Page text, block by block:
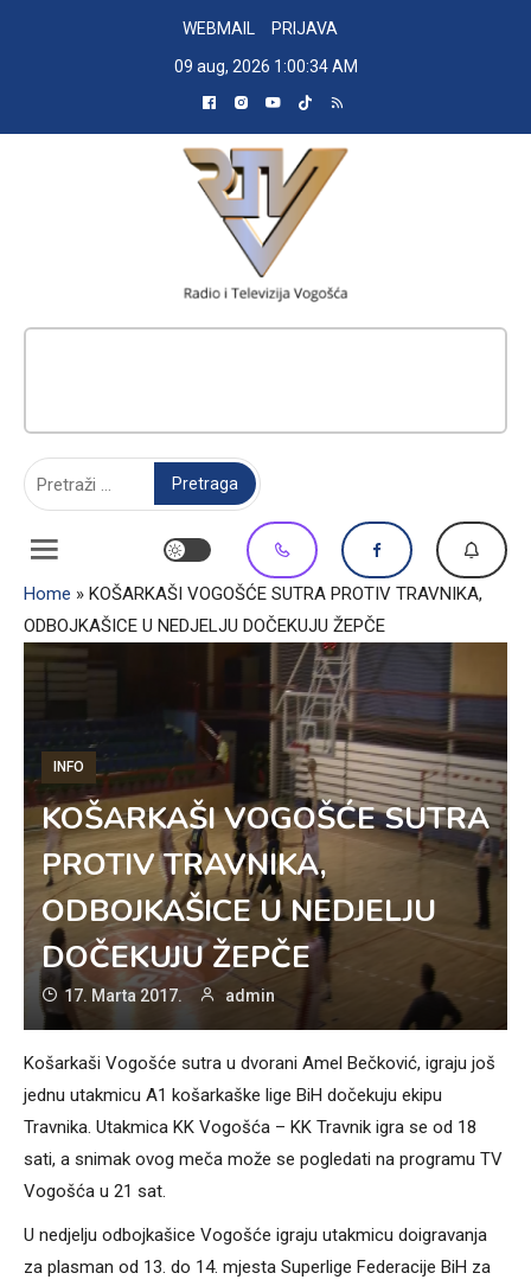
WEBMAIL
PRIJAVA
09 aug, 2026 1:00:35 AM
Home » KOŠARKAŠI VOGOŠĆE SUTRA PROTIV TRAVNIKA,
ODBOJKAŠICE U NEDJELJU DOČEKUJU ŽEPČE
INFO
KOŠARKAŠI VOGOŠĆE SUTRA
PROTIV TRAVNIKA,
ODBOJKAŠICE U NEDJELJU
DOČEKUJU ŽEPČE
17. Marta 2017. admin
Košarkaši Vogošće sutra u dvorani Amel Bečković, igraju još
jednu utakmicu A1 košarkaške lige BiH dočekuju ekipu
Travnika. Utakmica KK Vogošća – KK Travnik igra se od 18
sati, a snimak ovog meča može se pogledati na programu TV
Vogošća u 21 sat.
U nedjelju odbojkašice Vogošće igraju utakmicu doigravanja
za plasman od 13. do 14. mjesta Superlige Federacije BiH za